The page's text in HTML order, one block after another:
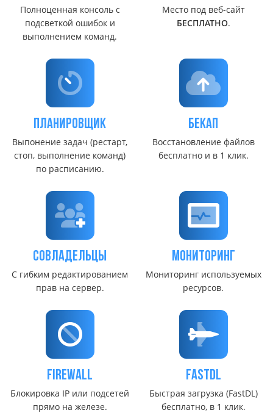
Полноценная консоль с
подсветкой ошибок и
выполнением команд.
Место под веб-сайт
БЕСПЛАТНО.
Планировщик
Выпонение задач (рестарт,
стоп, выполнение команд)
по расписанию.
Бекап
Восстановление файлов
бесплатно и в 1 клик.
Совладельцы
С гибким редактированием
прав на сервер.
Мониторинг
Мониторинг используемых
ресурсов.
FireWall
Блокировка IP или подсетей
прямо на железе.
FastDL
Быстрая загрузка (FastDL)
бесплатно, в 1 клик.